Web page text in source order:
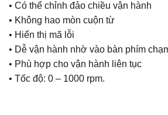
• Có thể chỉnh đảo chiều vận hành
• Không hao mòn cuộn từ
• Hiển thị mã lỗi
• Dễ vận hành nhờ vào bàn phím
• Phù hợp cho vận hành liên tục
• Tốc độ: 0 – 1000 rpm.